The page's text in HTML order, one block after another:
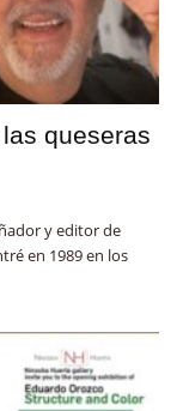
queseras
y editor de
en 1989 en los